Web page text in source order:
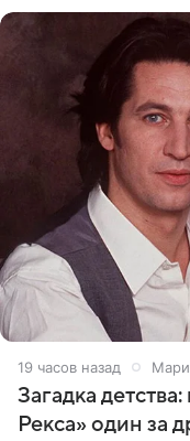
19 часов назад
Загадка
Рекса» один за